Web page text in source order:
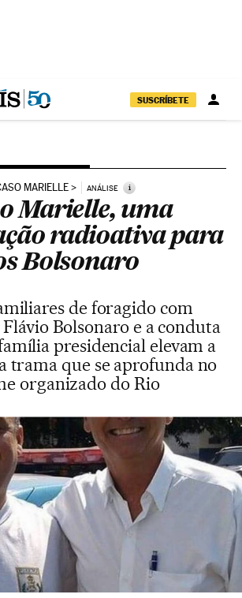
SUSCRÍBETE
MARIELLE ANÁLISE i
Marielle, uma
radioativa para
Bolsonaro
de foragido com
Bolsonaro e a conduta
presidencial elevam a
trama que se aprofunda no
organizado do Rio